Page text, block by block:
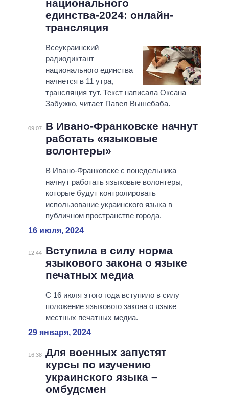
национального
единства-2024: онлайн-
трансляция
Всеукраинский
радиодиктант
национального единства
начнется в 11 утра,
трансляция тут. Текст написала Оксана
Забужко, читает Павел Вышебаба.
09:07
В Ивано-Франковске начнут
работать «языковые
волонтеры»
В Ивано-Франковске с понедельника
начнут работать языковые волонтеры,
которые будут контролировать
использование украинского языка в
публичном пространстве города.
16 июля, 2024
12:44
Вступила в силу норма
языкового закона о языке
печатных медиа
С 16 июля этого года вступило в силу
положение языкового закона о языке
местных печатных медиа.
29 января, 2024
16:38 Для военных запустят
курсы по изучению
украинского языка –
омбудсмен